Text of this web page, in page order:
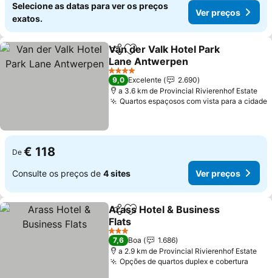
Selecione as datas para ver os preços
exatos.
Ver preços
PartilharAdicionar aos favoritos
Van der Valk Hotel Park
Lane Antwerpen
Ver preços
4 Estrelas
9,0 Excelente
2.690
a 3.6 km de Provincial Rivierenhof Estate
Quartos espaçosos com vista para a cidade
De € 118
Consulte os preços de 4 sites Ver preços
PartilharAdicionar aos favoritos
Arass Hotel & Business
Flats
Ver preços
3 Estrelas
7,6 Boa
1.686
a 2.9 km de Provincial Rivierenhof Estate
Opções de quartos duplex e cobertura